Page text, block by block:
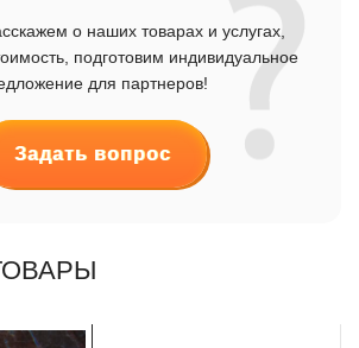
о наших товарах и услугах,
подготовим индивидуальное
для партнеров!
Задать вопрос